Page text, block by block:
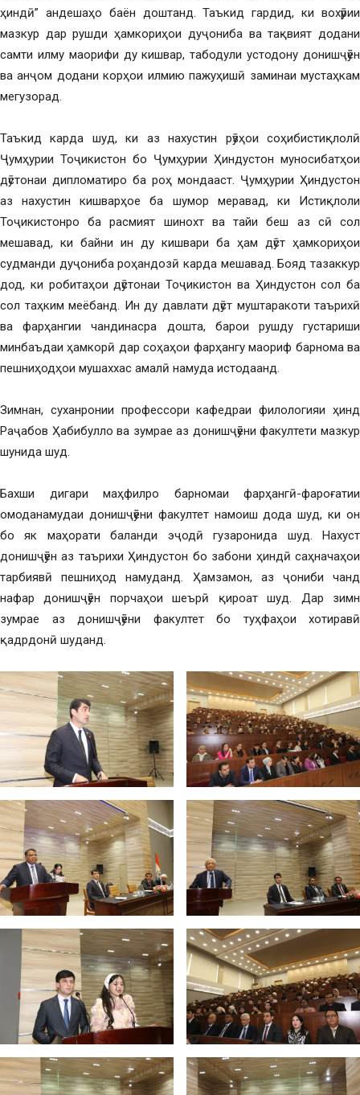
ҳиндӣ” андешаҳо баён доштанд. Таъкид гардид, ки вохӯрии
мазкур дар рушди ҳамкориҳои дуҷониба ва тақвият додани
самти илму маорифи ду кишвар, табодули устодону донишҷӯён
ва анҷом додани корҳои илмию пажуҳишӣ заминаи мустаҳкам
мегузорад.
Таъкид карда шуд, ки аз нахустин рӯзҳои соҳибистиқлолӣ
Ҷумҳурии Тоҷикистон бо Ҷумҳурии Ҳиндустон муносибатҳои
дӯстонаи дипломатиро ба роҳ мондааст. Ҷумҳурии Ҳиндустон
аз нахустин кишварҳое ба шумор меравад, ки Истиқлоли
Тоҷикистонро ба расмият шинохт ва тайи беш аз сӣ сол
мешавад, ки байни ин ду кишвари ба ҳам дӯст ҳамкориҳои
судманди дуҷониба роҳандозӣ карда мешавад. Бояд тазаккур
дод, ки робитаҳои дӯстонаи Тоҷикистон ва Ҳиндустон сол ба
сол таҳким меёбанд. Ин ду давлати дӯст муштаракоти таърихӣ
ва фарҳангии чандинасра дошта, барои рушду густариши
минбаъдаи ҳамкорӣ дар соҳаҳои фарҳангу маориф барнома ва
пешниҳодҳои мушаххас амалӣ намуда истодаанд.
Зимнан, суханронии профессори кафедраи филологияи ҳинд
Раҷабов Ҳабибулло ва зумрае аз донишҷӯёни факултети мазкур
шунида шуд.
Бахши дигари маҳфилро барномаи фарҳангӣ-фароғатии
омоданамудаи донишҷӯёни факултет намоиш дода шуд, ки он
бо як маҳорати баланди эҷодӣ гузаронида шуд. Нахуст
донишҷӯён аз таърихи Ҳиндустон бо забони ҳиндӣ саҳначаҳои
тарбиявӣ пешниҳод намуданд. Ҳамзамон, аз ҷониби чанд
нафар донишҷӯён порчаҳои шеърӣ қироат шуд. Дар зимн
зумрае аз донишҷӯёни факултет бо туҳфаҳои хотиравӣ
қадрдонӣ шуданд.